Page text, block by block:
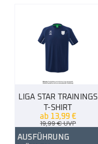
LIGA STAR TRAININGS
T-SHIRT
ab 13,99 €
19,99€UVP
AUSFÜHRUNG